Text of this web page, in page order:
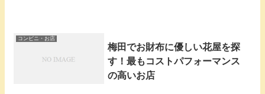
コンビニ・お店
梅田でお財布に優しい花屋を探
す！最もコストパフォーマンス
の高いお店